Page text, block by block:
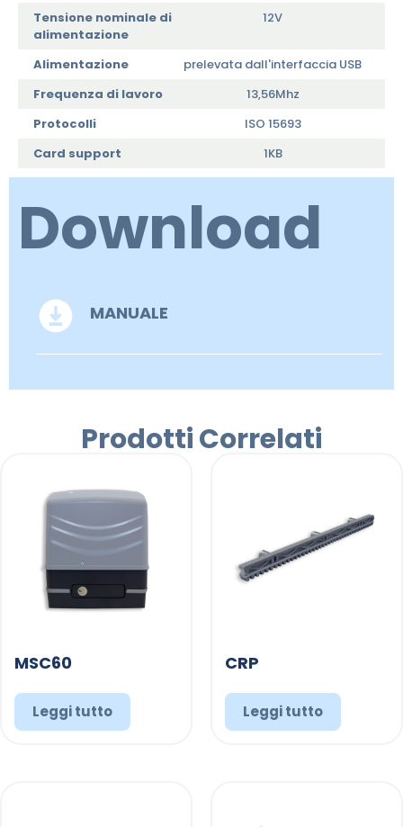
Tensione nominale di
alimentazione
12V
Alimentazione
prelevata dall'interfaccia USB
Frequenza di lavoro
13,56Mhz
Protocolli
ISO 15693
Card support
1KB
Download
MANUALE
Prodotti Correlati
MSC60
Leggi tutto
CRP
Leggi tutto